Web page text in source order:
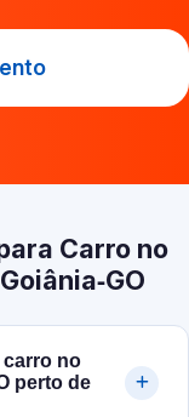
Carro no
carro no
perto de